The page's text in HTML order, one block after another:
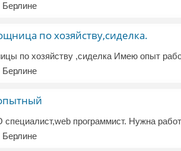
по хозяйству,сиделка.